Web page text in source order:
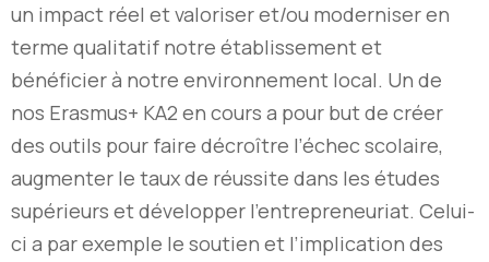
un impact réel et valoriser et/ou moderniser en
terme qualitatif notre établissement et
bénéficier à notre environnement local. Un de
nos Erasmus+ KA2 en cours a pour but de créer
des outils pour faire décroître l’échec scolaire,
augmenter le taux de réussite dans les études
supérieurs et développer l’entrepreneuriat. Celui-
ci a par exemple le soutien et l’implication des